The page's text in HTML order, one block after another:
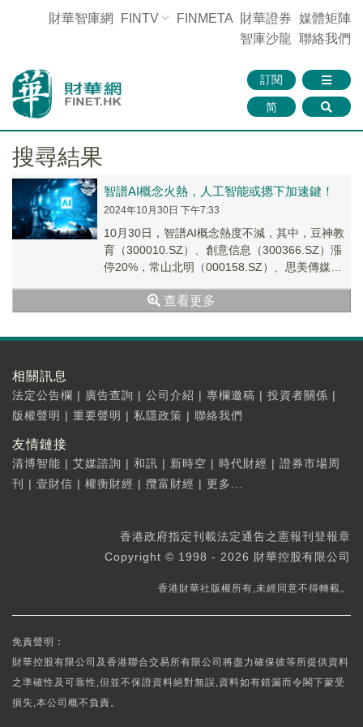
財華智庫網 FINTV FINMETA 財華證券 媒體矩陣
智庫沙龍 聯絡我們
訂閱
简
搜尋結果
智譜AI概念火熱，人工智能或摁下加速鍵！
2024年10月30日 下午7:33
10月30日，智譜AI概念熱度不減，其中，豆神教
育（300010.SZ）、創意信息（300366.SZ）漲
停20%，常山北明（000158.SZ）、思美傳媒
查看更多
相關訊息
法定公告欄 | 廣告查詢 | 公司介紹 | 專欄邀稿 | 投資者關係 |
版權聲明 | 重要聲明 | 私隱政策 | 聯絡我們
友情鏈接
清博智能 | 艾媒諮詢 | 和訊 | 新時空 | 時代財經 | 證券市場周
刊
| 壹財信 | 權衡財經 | 攬富財經 | 更多...
香港政府指定刊載法定通告之憲報刊登報章
Copyright © 1998 - 2026 財華控股有限公司
香港財華社版權所有,未經同意不得轉載。
免責聲明：
財華控股有限公司及香港聯合交易所有限公司將盡力確保彼等所提供資料
之準確性及可靠性,但並不保證資料絕對無誤,資料如有錯漏而令閣下蒙受
損失,本公司概不負責。